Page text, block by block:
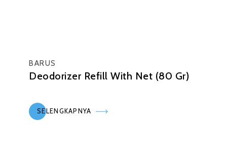
BARUS
Deodorizer Refill With Net (80 Gr)
SELENGKAPNYA